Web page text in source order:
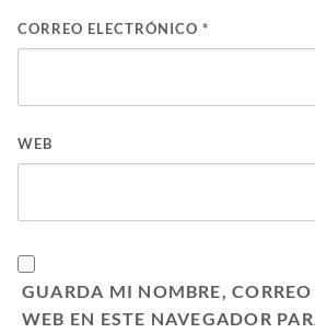
CORREO ELECTRÓNICO *
WEB
GUARDA MI NOMBRE,
WEB EN ESTE NAVEGADOR